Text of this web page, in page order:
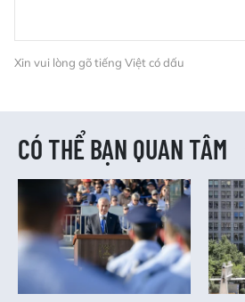
Xin vui lòng gõ tiếng Việt có dấu
CÓ THỂ BẠN QUAN TÂM